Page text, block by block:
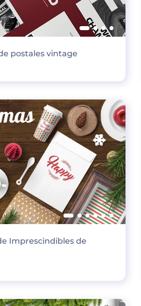
postales vintage
Imprescindibles de